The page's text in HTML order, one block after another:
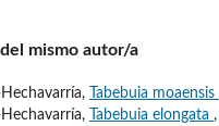
mismo autor/a
Tabebuia moaensis
Tabebuia elongata ,